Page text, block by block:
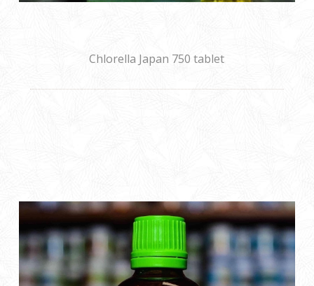
Chlorella Japan 750 tablet